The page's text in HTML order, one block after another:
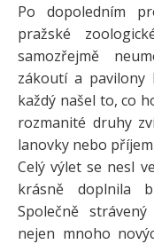
Po dopoledním
pražské
samozřejmě
zákoutí a pavilony
každý našel to, co
rozmanité druhy
lanovky nebo
Celý výlet se nesl
krásně doplnila
Společně
nejen mnoho